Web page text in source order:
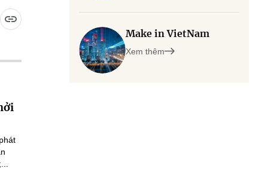
Make in VietNam
Xem thêm